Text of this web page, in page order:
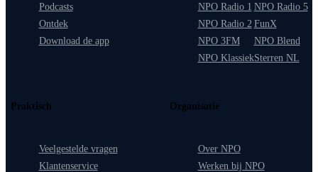
Podcasts
Ontdek
Download de app
NPO Radio 1
NPO Radio 2
NPO 3FM
NPO Klassiek
NPO Radio 5
FunX
NPO Blend
Sterren NL
Praktisch
Veelgestelde vragen
Klantenservice
Organisatie
Over NPO
Werken bij NPO